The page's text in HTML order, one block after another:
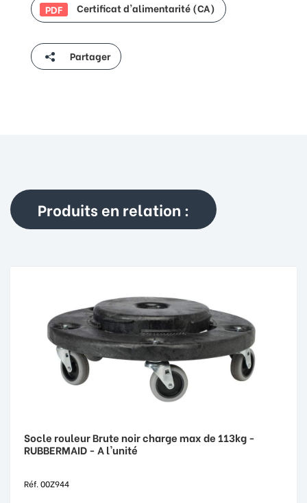
PDF Certificat d'alimentarité (CA)
Partager
Produits en relation :
Socle rouleur Brute noir charge max de 113kg -
RUBBERMAID - A l'unité
Réf. 00Z944